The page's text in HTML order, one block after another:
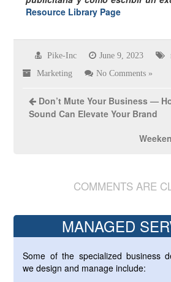
Resource Library Page
Pike-Inc June 9, 2023
Marketing No Comments »
Don’t Mute Your Business —
Sound Can Elevate Your Brand
COMMENTS ARE
MANAGED
Some of the specialized business
we design and manage include: